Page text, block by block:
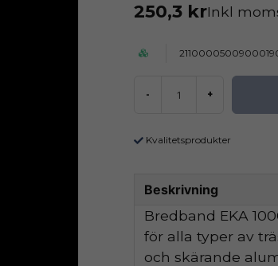
250,3 krInkl
- +
Kvalitetsprodukter
Beskrivning
Bredband EKA
för alla typer av
och skärande